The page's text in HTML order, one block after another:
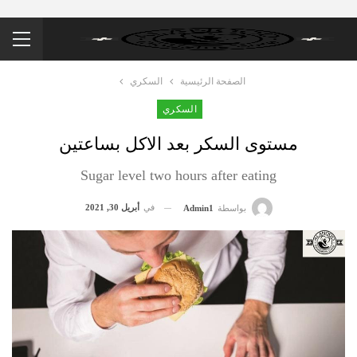
الصفحة الرئيسية السكري
السكري
مستوى السكر بعد الاكل بساعتين
Sugar level two hours after eating
بواسطة Admin1 في أبريل 30, 2021